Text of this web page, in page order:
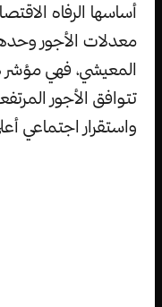
أساسها الرفاه
معدلات الأجور
المعيشي، فهي مؤشر
تتوافق الأجور
واستقرار اجتماعي